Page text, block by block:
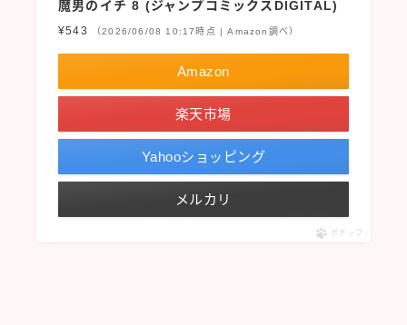
魔男のイチ 8 (ジャンプコミックスDIGITAL)
¥543 （2026/06/08 10:17時点 | Amazon調べ）
Amazon
楽天市場
Yahooショッピング
メルカリ
ポチップ